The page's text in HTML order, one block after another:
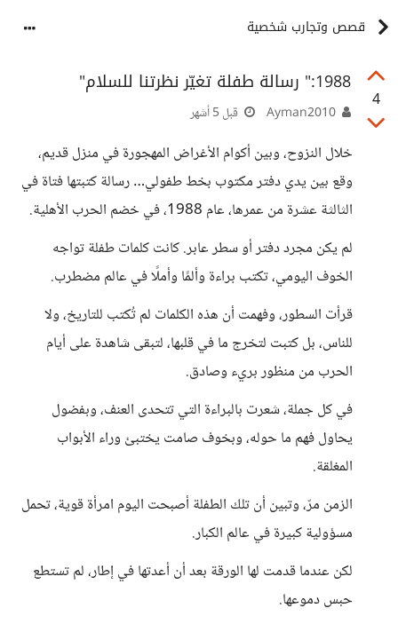
قصص وتجارب شخصية
4
1988:" رسالة طفلة تغيّر نظرتنا للسلام"
قبل 5 أشهر
خلال النزوح، وبين أكوام الأغراض المهجورة في منزل قديم،
وقع بين يدي دفتر مكتوب بخط طفولي… رسالة كتبتها فتاة في
الثالثة عشرة من عمرها، عام 1988، في خضم الحرب الأهلية.
لم يكن مجرد دفتر أو سطر عابر. كانت كلمات طفلة تواجه
الخوف اليومي، تكتب براءة وألمًا وأملًا في عالم مضطرب.
قرأت السطور، وفهمت أن هذه الكلمات لم تُكتب للتاريخ، ولا
للناس، بل كتبت لتخرج ما في قلبها، لتبقى شاهدة على أيام
الحرب من منظور بريء وصادق.
في كل جملة، شعرت بالبراءة التي تتحدى العنف، وبفضول
يحاول فهم ما حوله، وبخوف صامت يختبئ وراء الأبواب
المغلقة.
الزمن مرّ، وتبين أن تلك الطفلة أصبحت اليوم امرأة قوية، تحمل
مسؤولية كبيرة في عالم الكبار.
لكن عندما قدمت لها الورقة بعد أن أعدتها في إطار، لم تستطع
حبس دموعها.